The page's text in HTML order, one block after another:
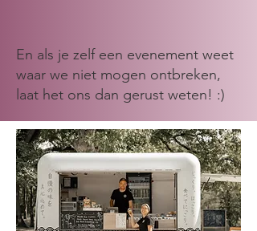
En als je zelf een evenement weet
waar we niet mogen ontbreken,
laat het ons dan gerust weten! :)